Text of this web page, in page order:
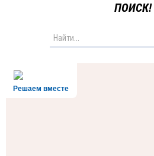
ПОИСК!
Решаем вместе